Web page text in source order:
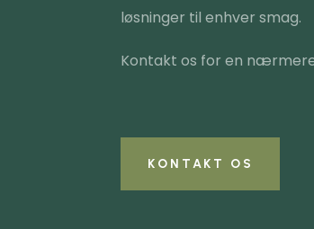
løsninger til enhver smag.
Kontakt os for en
KONTAKT OS